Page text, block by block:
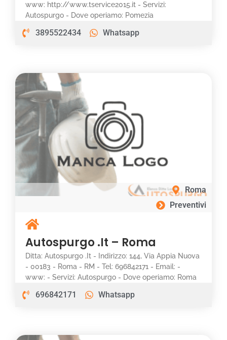
www: http://www.tservice2015.it - Servizi:
Autospurgo - Dove operiamo: Pomezia
3895522434 Whatsapp
Roma
Preventivi
Autospurgo .It – Roma
Ditta: Autospurgo .It - Indirizzo: 144, Via Appia Nuova
- 00183 - Roma - RM - Tel: 696842171 - Email: -
www: - Servizi: Autospurgo - Dove operiamo: Roma
696842171 Whatsapp